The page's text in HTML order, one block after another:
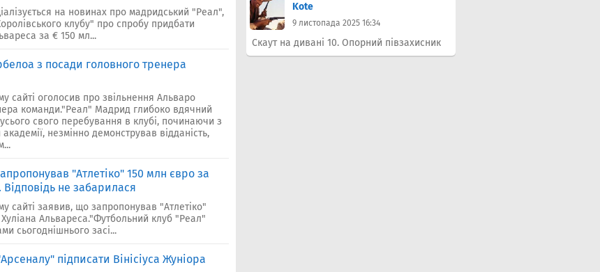
на новинах про мадридський "Реал",
клубу" про спробу придбати
за € 150 мл...
з посади головного тренера
сайті оголосив про звільнення Альваро
команди."Реал" Мадрид глибоко вдячний
свого перебування в клубі, починаючи з
незмінно демонстрував відданість,
"Атлетіко" 150 млн євро за
не забарилася
сайті заявив, що запропонував "Атлетіко"
Альвареса."Футбольний клуб "Реал"
сьогоднішнього засі...
підписати Вінісіуса Жуніора
Kote
9 листопада 2025 16:34
Скаут на дивані 10. Опорний півзахисник